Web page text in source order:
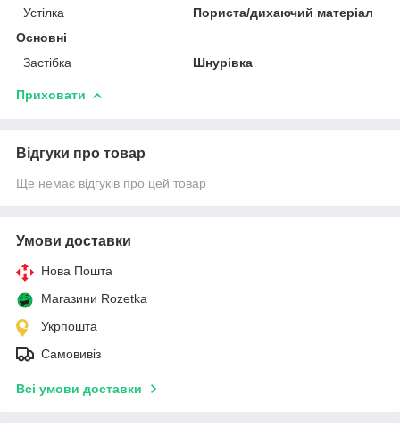
Устілка
Пориста/дихаючий матеріал
Основні
Застібка
Шнурівка
Приховати
Відгуки про товар
Ще немає відгуків про цей товар
Умови доставки
Нова Пошта
Магазини Rozetka
Укрпошта
Самовивіз
Всі умови доставки